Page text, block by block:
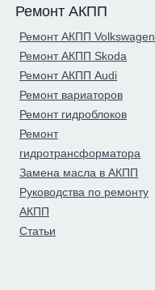
Ремонт АКПП
Ремонт АКПП Volkswagen
Ремонт АКПП Skoda
Ремонт АКПП Audi
Ремонт вариаторов
Ремонт гидроблоков
Ремонт
гидротрансформатора
Замена масла в АКПП
Руководства по ремонту
АКПП
Статьи